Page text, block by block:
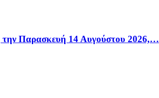
Παρασκευή 14 Αυγούστου 2026,…